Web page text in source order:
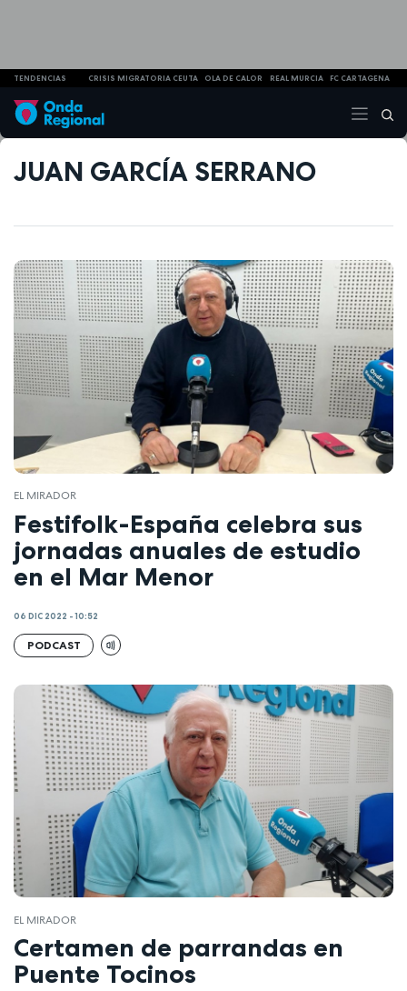
TENDENCIAS CRISIS MIGRATORIA CEUTA OLA DE CALOR REAL MURCIA FC CARTAGENA
JUAN GARCÍA SERRANO
EL MIRADOR
Festifolk-España celebra sus
jornadas anuales de estudio
en el Mar Menor
06 DIC 2022 - 10:52
PODCAST
EL MIRADOR
Certamen de parrandas en
Puente Tocinos